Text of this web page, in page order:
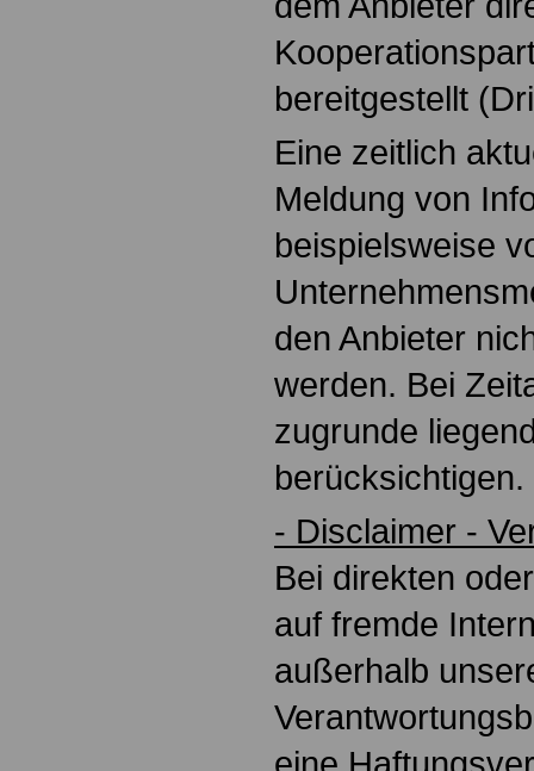
bereitgestellt
Eine zeitlich
Meldung von
beispielsweise
den Anbieter
werden. Bei
zugrunde
berücksichtigen.
- Disclaimer -
Bei direkten
auf fremde
außerhalb